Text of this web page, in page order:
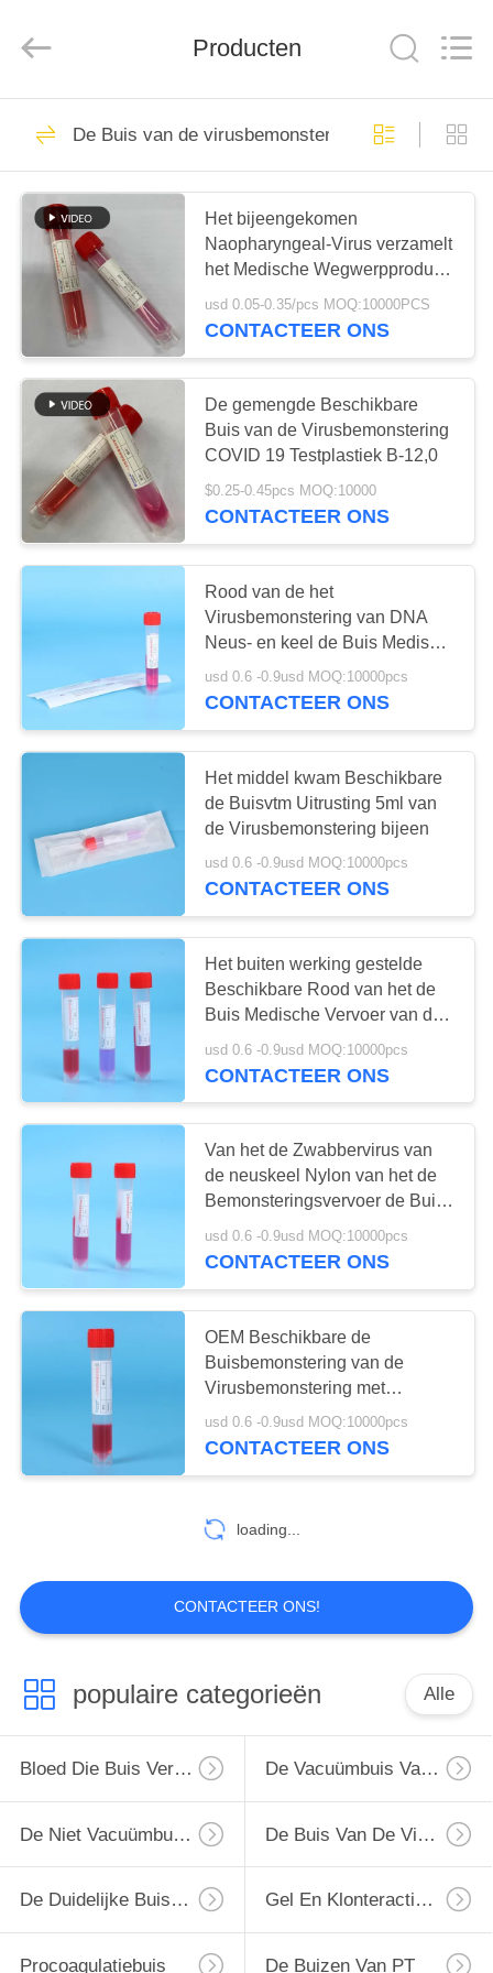
HUIS
PRODUCTEN
ONGEVEER
ONS
FABRIEKSREIS
KWALITEITSCONTROLE
CONTACTEER
ONS
VERZOEK
EEN
CITAAT
PRIVACY
POLICY
Devices
Bloed die Buis
verzamelen
De vacuümbuis van
de Bloedinzameling
52
De niet Vacuümbuis
van de
Bloedinzameling
De Buis van de
virusbemonstering
17
De duidelijke Buis
van de
Bloedinzameling
Gel en
Klonteractivator
Buis
Procoagulatiebuis
De Buizen van PT
45
Producten
De Buis van de virusbemonstering
Het bijeengekomen
Naopharyngeal-Virus verzamelt
het Medische Wegwerpproduct
van de Bemonsteringsbuis
usd 0.05-0.35/pcs MOQ:10000PCS
CONTACTEER ONS
De gemengde Beschikbare
Buis van de Virusbemonstering
COVID 19 Testplastiek B-12,0
$0.25-0.45pcs MOQ:10000
CONTACTEER ONS
Rood van de het
Virusbemonstering van DNA
Neus- en keel de Buis Medisch
pp Materiaal
usd 0.6 -0.9usd MOQ:10000pcs
CONTACTEER ONS
Het middel kwam Beschikbare
de Buisvtm Uitrusting 5ml van
de Virusbemonstering bijeen
usd 0.6 -0.9usd MOQ:10000pcs
CONTACTEER ONS
Het buiten werking gestelde
Beschikbare Rood van het de
Buis Medische Vervoer van de
Virusbemonstering
usd 0.6 -0.9usd MOQ:10000pcs
CONTACTEER ONS
Van het de Zwabbervirus van
de neuskeel Nylon van het de
Bemonsteringsvervoer de Buis
Medische Steriel
usd 0.6 -0.9usd MOQ:10000pcs
CONTACTEER ONS
OEM Beschikbare de
Buisbemonstering van de
Virusbemonstering met
Zwabber3ml Media
usd 0.6 -0.9usd MOQ:10000pcs
CONTACTEER ONS
loading...
CONTACTEER ONS!
populaire categorieën Alle
Bloed Die Buis Verzamelen De Vacuümbuis Van De Bloedinzameling
De Niet Vacuümbuis Van De Bloedinzameling De Buis Van De Virusbemonstering
De Duidelijke Buis Van De Bloedinzameling Gel En Klonteractivator Buis
Procoagulatiebuis De Buizen Van PT